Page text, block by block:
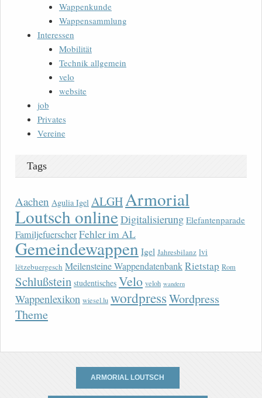
Wappenkunde
Wappensammlung
Interessen
Mobilität
Technik allgemein
velo
website
job
Privates
Vereine
Tags
Aachen Agulia Igel ALGHArmorial
Loutsch onlineDigitalisierung Elefantenparade
FamiljefuerscherFehler im AL
Gemeindewappen Igel Jahresbilanz lvi
lëtzebuergesch Meilensteine WappendatenbankRietstap Rom
Schlußstein studentisches Velo veloh wandern
Wappenlexikon wiesel.lu wordpressWordpress
Theme
ARMORIAL LOUTSCH